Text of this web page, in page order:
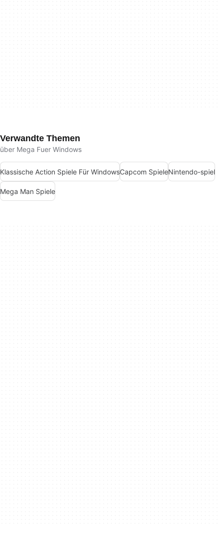
Verwandte Themen
über Mega Fuer Windows
Klassische Action Spiele Für WindowsCapcom SpieleNintendo-spiel
Mega Man Spiele